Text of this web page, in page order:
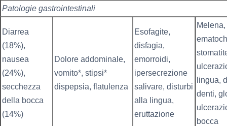
Patologie gastrointestinali
Diarrea
(18%),
nausea
(24%),
secchezza
della bocca
(14%)
Dolore addominale,
vomito*, stipsi*
dispepsia, flatulenza
Esofagite,
disfagia,
emorroidi,
ipersecrezione
salivare, disturbi
alla lingua,
eruttazione
Melena,
lingua,
denti,
bocca